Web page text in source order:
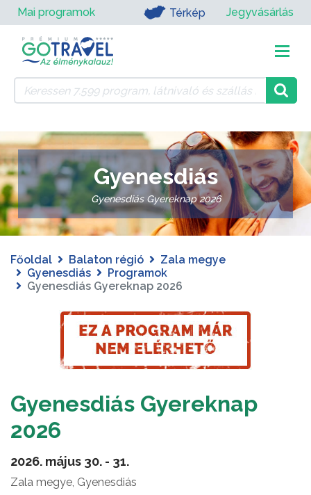
Mai programok Térkép Jegyvásárlás
Gyenesdiás
Gyenesdiás Gyereknap 2026
Főoldal Balaton régió
Zala megye
Gyenesdiás
Programok
Gyenesdiás Gyereknap 2026
Gyenesdiás Gyereknap
2026
2026. május 30. - 31.
Zala megye, Gyenesdiás